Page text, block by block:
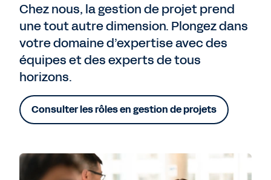
Chez nous, la gestion de projet prend
une tout autre dimension. Plongez dans
votre domaine d’expertise avec des
équipes et des experts de tous
horizons.
Consulter les rôles en gestion de projets